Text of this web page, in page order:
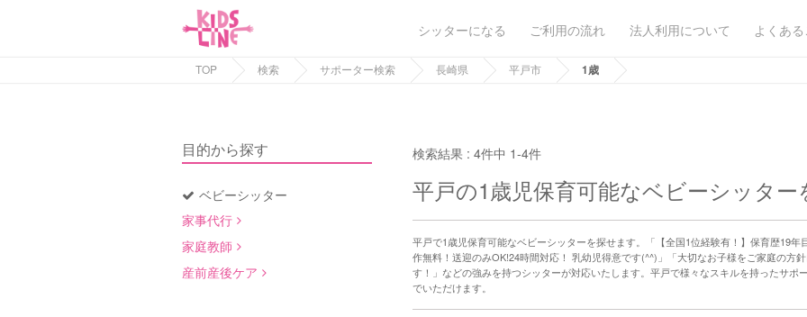
シッターになる ご利用の流れ 法人利用について よくあ
TOP 検索 サポーター検索 長崎県 平戸市 1歳
目的から探す
ベビーシッター
家事代行
家庭教師
産前産後ケア
検索結果 :4件中 1-4件
平戸の1歳児保育可能なベビーシッター
平戸で1歳児保育可能なベビーシッターを探せます。「【全国1位経験有！】保育歴19
作無料！送迎のみOK!24時間対応！ 乳幼児得意です(^^)」「大切なお子様をご家庭の方
す！」などの強みを持つシッターが対応いたします。平戸で様々なスキルを持ったサポ
でいただけます。